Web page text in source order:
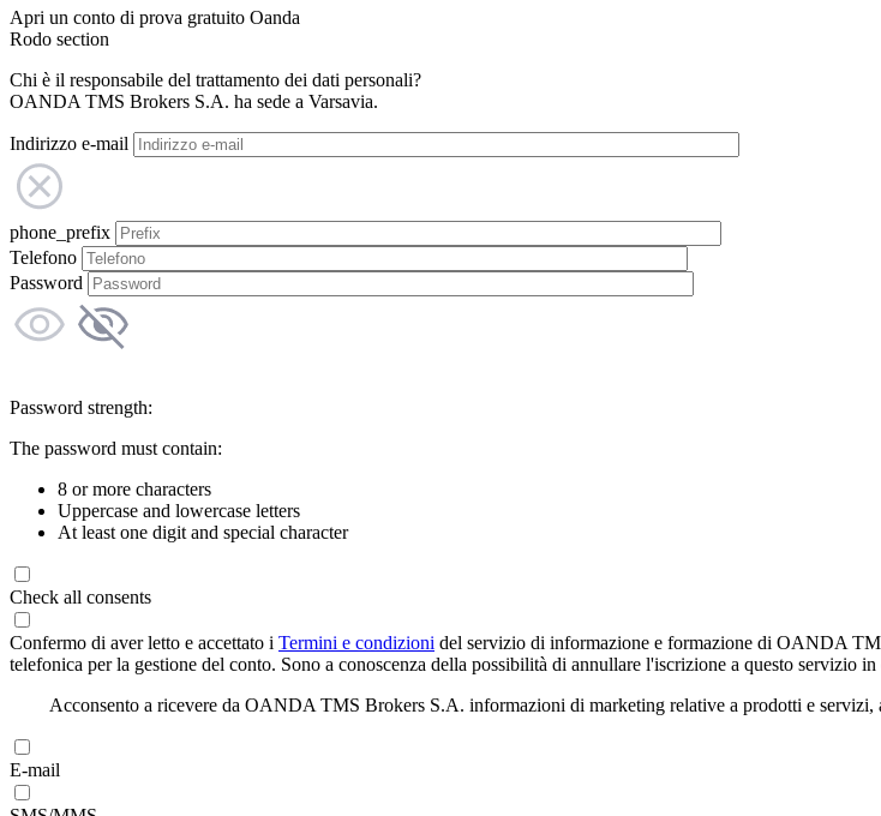
Apri un conto di prova gratuito Oanda
Rodo section
Chi è il responsabile del trattamento dei dati personali?
OANDA TMS Brokers S.A. ha sede a Varsavia.
Indirizzo e-mail
phone_prefix
Telefono
Password
Password strength:
The password must contain:
8 or more characters
Uppercase and lowercase letters
At least one digit and special character
Check all consents
Confermo di aver letto e accettato i Termini e condizioni del servizio di informazione e formazione di OANDA
telefonica per la gestione del conto. Sono a conoscenza della possibilità di annullare l'iscrizione a questo servizio in
Acconsento a ricevere da OANDA TMS Brokers S.A. informazioni di marketing relative a prodotti e
E-mail